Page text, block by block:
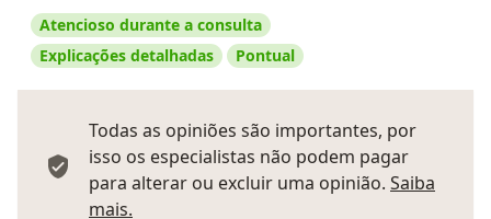
Atencioso durante a consulta
Explicações detalhadas
Pontual
Todas as opiniões são importantes, por
isso os especialistas não podem pagar
para alterar ou excluir uma opinião. Saiba
mais.